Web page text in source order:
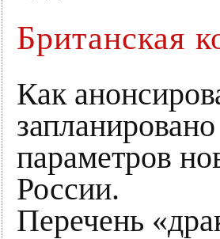
Британская
Как
параметров
России.
Перечень